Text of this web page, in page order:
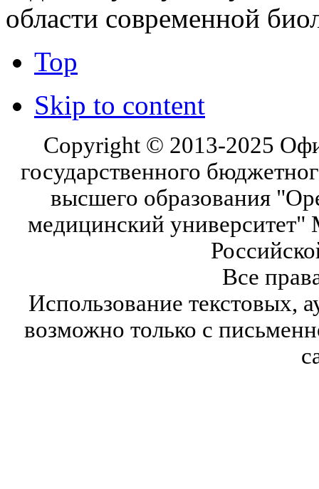
области современной
Top
Skip to content
Copyright © 2013-2025
государственного
высшего образования
медицинский университет"
Все
Использование текстовых,
возможно только с